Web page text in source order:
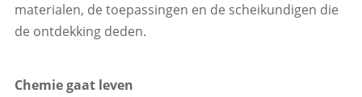
materialen, de toepassingen en de scheikundigen die
de ontdekking deden.
Chemie gaat leven